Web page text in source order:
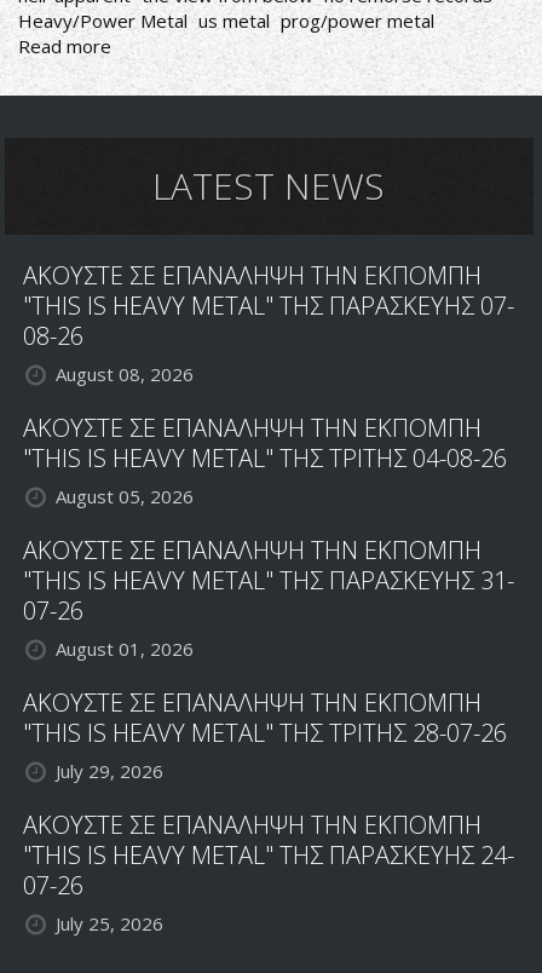
Heavy/Power Metal us metal prog/power metal
Read moreabout
HEIR
APPARENT:
ΔΙΣΚΟLATEST NEWS
ΑΚΟΥΣΤΕ ΣΕ ΕΠΑΝΑΛΗΨΗ ΤΗΝ ΕΚΠΟΜΠΗ
"THIS IS HEAVY METAL" ΤΗΣ ΠΑΡΑΣΚΕΥΗΣ 07-
08-26
August 08, 2026
ΑΚΟΥΣΤΕ ΣΕ ΕΠΑΝΑΛΗΨΗ ΤΗΝ ΕΚΠΟΜΠΗ
"THIS IS HEAVY METAL" ΤΗΣ ΤΡΙΤΗΣ 04-08-26
August 05, 2026
ΑΚΟΥΣΤΕ ΣΕ ΕΠΑΝΑΛΗΨΗ ΤΗΝ ΕΚΠΟΜΠΗ
"THIS IS HEAVY METAL" ΤΗΣ ΠΑΡΑΣΚΕΥΗΣ 31-
07-26
August 01, 2026
ΑΚΟΥΣΤΕ ΣΕ ΕΠΑΝΑΛΗΨΗ ΤΗΝ ΕΚΠΟΜΠΗ
"THIS IS HEAVY METAL" ΤΗΣ ΤΡΙΤΗΣ 28-07-26
July 29, 2026
ΑΚΟΥΣΤΕ ΣΕ ΕΠΑΝΑΛΗΨΗ ΤΗΝ ΕΚΠΟΜΠΗ
"THIS IS HEAVY METAL" ΤΗΣ ΠΑΡΑΣΚΕΥΗΣ 24-
07-26
July 25, 2026